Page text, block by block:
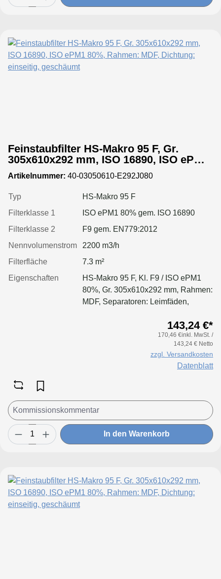
Feinstaubfilter HS-Makro 95 F, Gr.
305x610x292 mm, ISO 16890, ISO ePM1
80%, Rahmen: MDF, Dichtung: einseitig,
geschäumt
Artikelnummer: 40-03050610-E292J080
Typ
HS-Makro 95 F
Filterklasse 1
ISO ePM1 80% gem. ISO 16890
Filterklasse 2
F9 gem. EN779:2012
Nennvolumenstrom
2200 m3/h
Filterfläche
7.3 m²
Eigenschaften
HS-Makro 95 F, Kl. F9 / ISO ePM1
80%, Gr. 305x610x292 mm, Rahmen:
MDF, Separatoren: Leimfäden,
143,24 €*
170,46 €inkl. MwSt. /
143,24 € Netto
zzgl. Versandkosten
Datenblatt
In den Warenkorb